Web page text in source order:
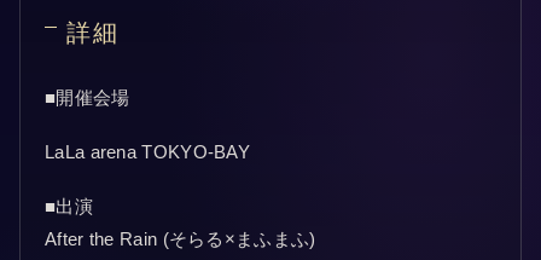
詳細
■開催会場
LaLa arena TOKYO-BAY
■出演
After the Rain (そらる×まふまふ)